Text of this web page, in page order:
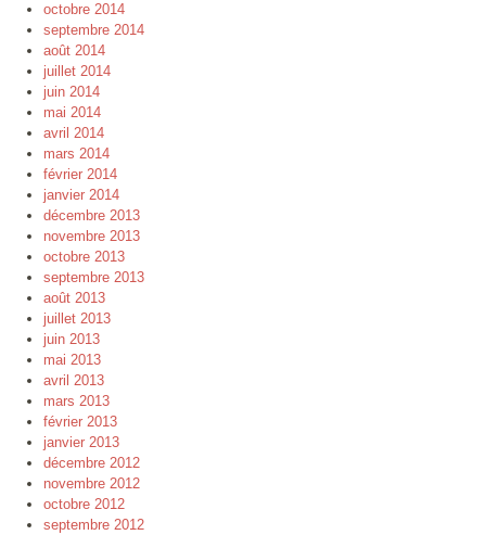
octobre 2014
septembre 2014
août 2014
juillet 2014
juin 2014
mai 2014
avril 2014
mars 2014
février 2014
janvier 2014
décembre 2013
novembre 2013
octobre 2013
septembre 2013
août 2013
juillet 2013
juin 2013
mai 2013
avril 2013
mars 2013
février 2013
janvier 2013
décembre 2012
novembre 2012
octobre 2012
septembre 2012